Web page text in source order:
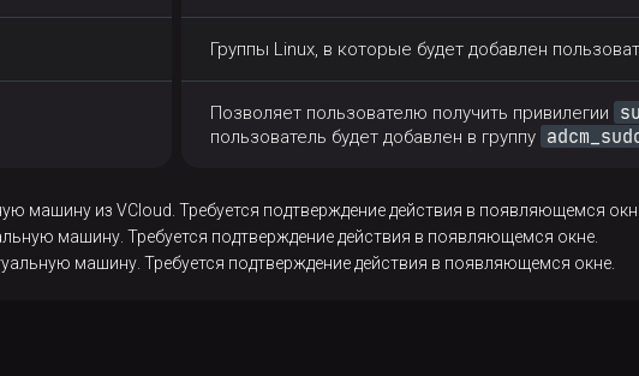
Группы Linux, в которые будет добавлен
Позволяет пользователю получить привилегии
пользователь будет добавлен в группу
машину из VCloud. Требуется подтверждение действия в появляющемся
машину. Требуется подтверждение действия в появляющемся окне.
машину. Требуется подтверждение действия в появляющемся окне.